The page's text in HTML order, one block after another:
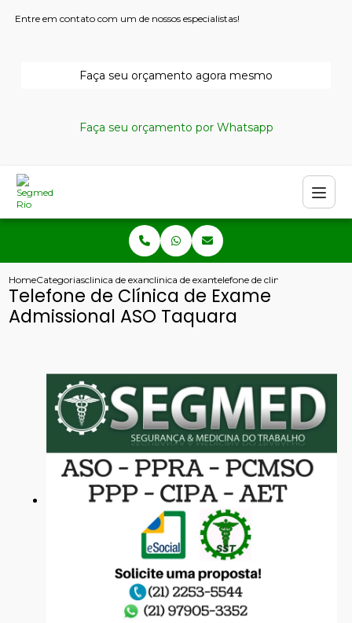
Entre em contato com um de nossos especialistas!
Faça seu orçamento agora mesmo
Faça seu orçamento por Whatsapp
HomeCategoriasclinica de exames admissionais
clinica de exame admissional copacabana
telefone de clinica de exame
Telefone de Clínica de Exame
Admissional ASO Taquara